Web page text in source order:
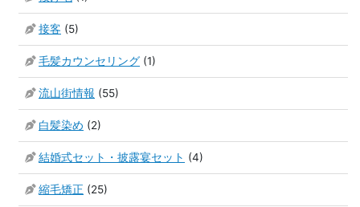
接客 (5)
毛髪カウンセリング (1)
流山街情報 (55)
白髪染め (2)
結婚式セット・披露宴セット (4)
縮毛矯正 (25)